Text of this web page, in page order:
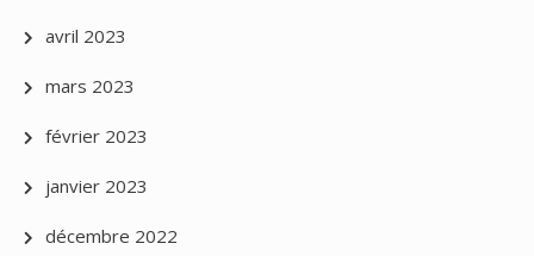
avril 2023
mars 2023
février 2023
janvier 2023
décembre 2022